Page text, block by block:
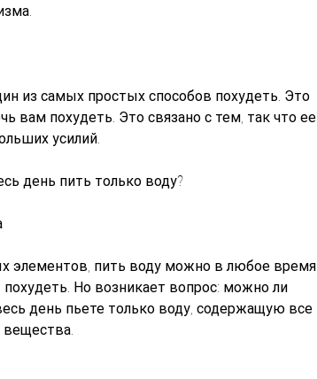
из самых простых способов похудеть. Это
вам похудеть. Это связано с тем, так что ее
усилий.
день пить только воду?
элементов, пить воду можно в любое время
Но возникает вопрос: можно ли
день пьете только воду, содержащую все